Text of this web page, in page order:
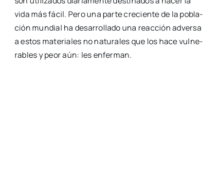
vida más fácil. Pero una par­te cre­cien­te de la pobla­
ción mun­dial ha desa­rro­lla­do una reac­ción adver­sa
a estos mate­ria­les no natu­ra­les que los hace vul­ne­
ra­bles y peor aún: les enfer­man.